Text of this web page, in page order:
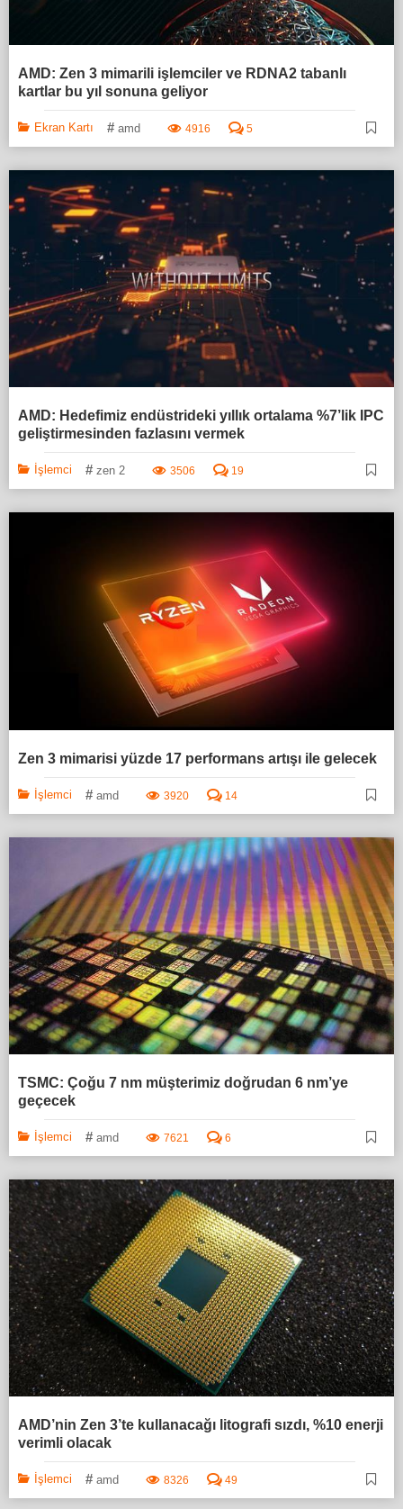
AMD: Zen 3 mimarili işlemciler ve RDNA2 tabanlı
kartlar bu yıl sonuna geliyor
Ekran Kartı # amd 4916 5
AMD: Hedefimiz endüstrideki yıllık ortalama %7’lik IPC
geliştirmesinden fazlasını vermek
İşlemci # zen 2 3506 19
Zen 3 mimarisi yüzde 17 performans artışı ile gelecek
İşlemci # amd 3920 14
TSMC: Çoğu 7 nm müşterimiz doğrudan 6 nm’ye
geçecek
İşlemci # amd 7621 6
AMD’nin Zen 3’te kullanacağı litografi sızdı, %10 enerji
verimli olacak
İşlemci # amd 8326 49